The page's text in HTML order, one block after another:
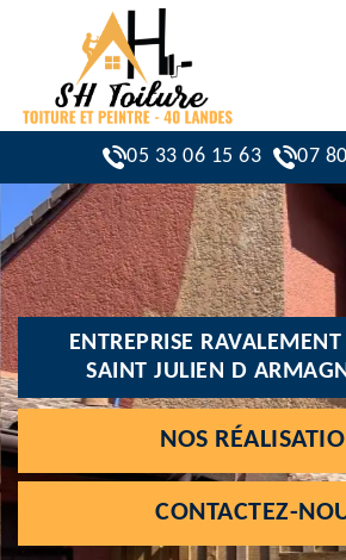
05 33 06 15 63 07
ENTREPRISE
SAINT JULIEN D
NOS
CONTACTEZ-